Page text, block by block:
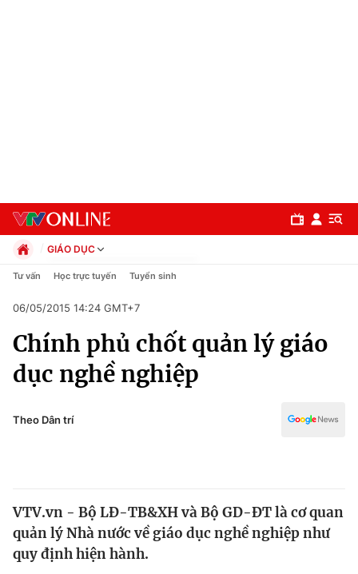
Chuyên mục
Chính trị
Thế giới
GIÁO DỤC
Chính trị
Pháp luật
Kinh tế
Thể thao
Truyền hình
Y tế
Tư vấn Học trực tuyến Tuyển sinh
06/05/2015 14:24 GMT+7
Chính phủ chốt quản lý giáo
dục nghề nghiệp
Theo Dân trí
VTV.vn - Bộ LĐ-TB&XH và Bộ GD-ĐT là cơ quan
quản lý Nhà nước về giáo dục nghề nghiệp như
quy định hiện hành.